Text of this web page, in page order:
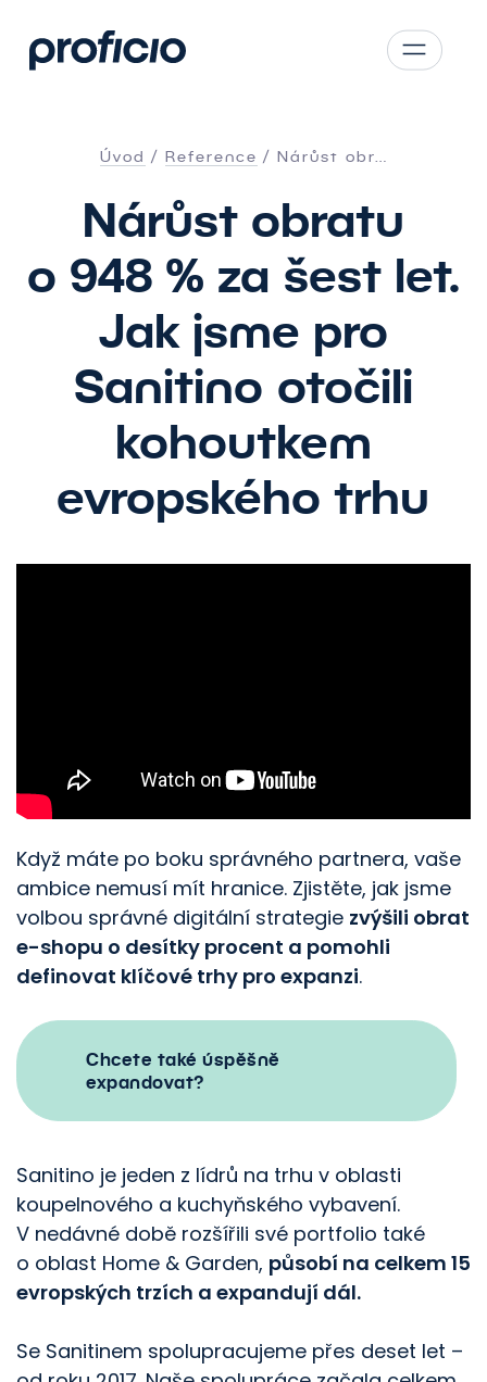
AT
PL
Úvod Reference Nárůst obr…
Nárůst obratu
o 948 % za šest let.
Jak jsme pro
Sanitino otočili
kohoutkem
evropského trhu
Když máte po boku správného partnera, vaše
ambice nemusí mít hranice. Zjistěte, jak jsme
volbou správné digitální strategie zvýšili obrat
e-shopu o desítky procent a pomohli
definovat klíčové trhy pro expanzi.
Chcete také úspěšně
expandovat?
Sanitino je jeden z lídrů na trhu v oblasti
koupelnového a kuchyňského vybavení.
V nedávné době rozšířili své portfolio také
o oblast Home & Garden, působí na celkem 15
evropských trzích a expandují dál.
Se Sanitinem spolupracujeme přes deset let –